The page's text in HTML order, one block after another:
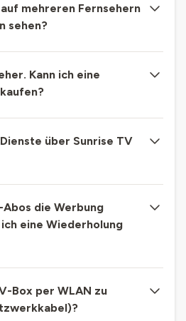
mehreren Fernsehern
sehen?
Kann ich eine
über Sunrise TV
die Werbung
eine Wiederholung
Box per WLAN zu